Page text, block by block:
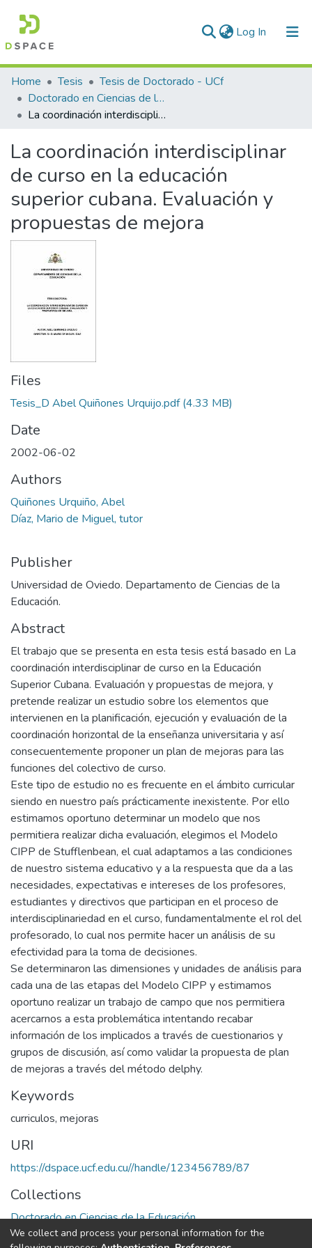
Log In (current)
Communities & Collections
All of DSpace
Home Tesis
Tesis de Doctorado - UCf
Doctorado en Ciencias de la Educación
La coordinación interdisciplinar de curso en la educación superior cubana. Evaluación y propuestas de mejora
La coordinación interdisciplinar
de curso en la educación
superior cubana. Evaluación y
propuestas de mejora
Files
Tesis_D Abel Quiñones Urquijo.pdf(4.33 MB)
Date
2002-06-02
Authors
Quiñones Urquiño, Abel
Díaz, Mario de Miguel, tutor
Publisher
Universidad de Oviedo. Departamento de Ciencias de la
Educación.
Abstract
El trabajo que se presenta en esta tesis está basado en La
coordinación interdisciplinar de curso en la Educación
Superior Cubana. Evaluación y propuestas de mejora, y
pretende realizar un estudio sobre los elementos que
intervienen en la planificación, ejecución y evaluación de la
coordinación horizontal de la enseñanza universitaria y así
consecuentemente proponer un plan de mejoras para las
funciones del colectivo de curso.
Este tipo de estudio no es frecuente en el ámbito curricular
siendo en nuestro país prácticamente inexistente. Por ello
estimamos oportuno determinar un modelo que nos
permitiera realizar dicha evaluación, elegimos el Modelo
CIPP de Stufflenbean, el cual adaptamos a las condiciones
de nuestro sistema educativo y a la respuesta que da a las
necesidades, expectativas e intereses de los profesores,
estudiantes y directivos que participan en el proceso de
interdisciplinariedad en el curso, fundamentalmente el rol del
profesorado, lo cual nos permite hacer un análisis de su
efectividad para la toma de decisiones.
Se determinaron las dimensiones y unidades de análisis para
cada una de las etapas del Modelo CIPP y estimamos
oportuno realizar un trabajo de campo que nos permitiera
acercarnos a esta problemática intentando recabar
información de los implicados a través de cuestionarios y
grupos de discusión, así como validar la propuesta de plan
de mejoras a través del método delphy.
Keywords
curriculos, mejoras
URI
https://dspace.ucf.edu.cu//handle/123456789/87
Collections
Doctorado en Ciencias de la Educación
We collect and process your personal information for the